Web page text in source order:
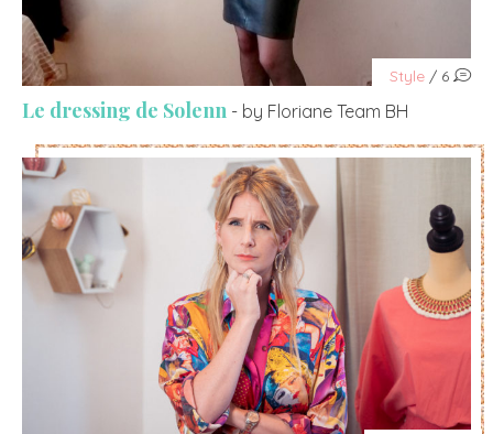
Style / 6
Le dressing de Solenn - by Floriane Team BH